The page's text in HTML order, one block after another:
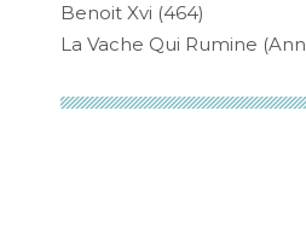
Benoit Xvi (464)
La Vache Qui Rumine